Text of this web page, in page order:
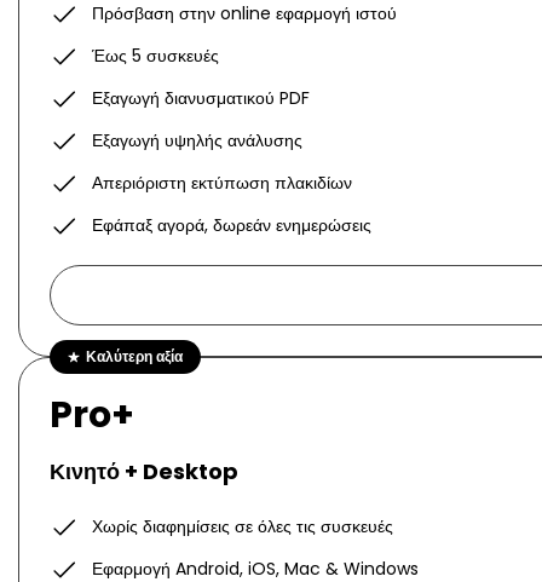
Πρόσβαση στην online εφαρμογή ιστού
Έως 5 συσκευές
Εξαγωγή διανυσματικού PDF
Εξαγωγή υψηλής ανάλυσης
Απεριόριστη εκτύπωση πλακιδίων
Εφάπαξ αγορά, δωρεάν ενημερώσεις
Καλύτερη αξία
Pro+
Κινητό + Desktop
Χωρίς διαφημίσεις σε όλες τις συσκευές
Εφαρμογή Android, iOS, Mac & Windows